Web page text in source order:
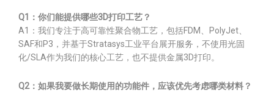
Q1：你们能提供哪些3D打印工艺？
A1：我们专注于高可靠性聚合物工艺，包括FDM、PolyJet、
SAF和P3，并基于Stratasys工业平台展开服务，不使用光固
化/SLA作为我们的核心工艺，也不提供金属3D打印。
Q2：如果我要做长期使用的功能件，应该优先考虑哪类材料？